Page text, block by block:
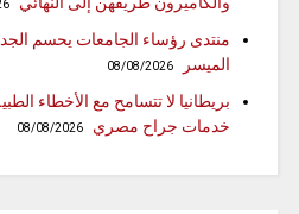
منتدى رؤساء الجامعات يحسم
الميسر
08/08/2026
بريطانيا لا تتسامح مع الأخطاء
خدمات جراح مصري
08/08/2026